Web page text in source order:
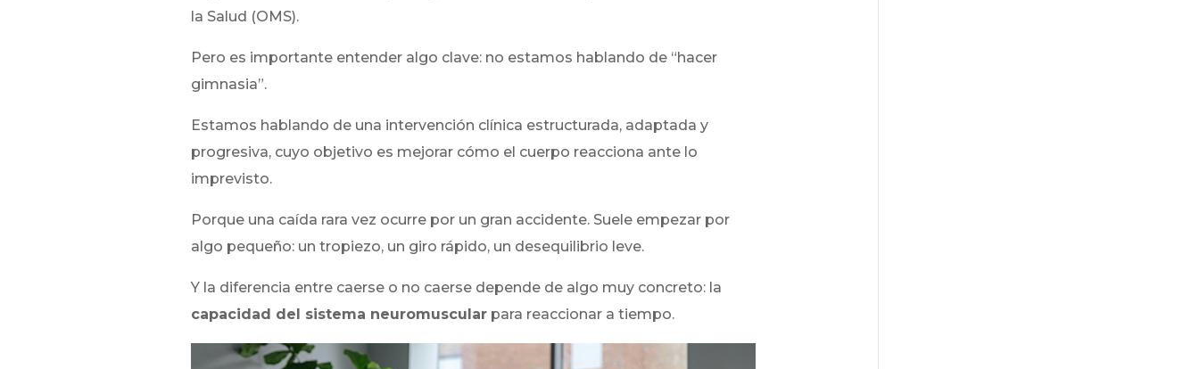
la Salud (OMS).
Pero es importante entender algo clave: no estamos hablando de “hacer
gimnasia”.
Estamos hablando de una intervención clínica estructurada, adaptada y
progresiva, cuyo objetivo es mejorar cómo el cuerpo reacciona ante lo
imprevisto.
Porque una caída rara vez ocurre por un gran accidente. Suele empezar por
algo pequeño: un tropiezo, un giro rápido, un desequilibrio leve.
Y la diferencia entre caerse o no caerse depende de algo muy concreto: la
capacidad del sistema neuromuscularpara reaccionar a tiempo.